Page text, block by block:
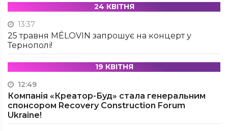
24 КВІТНЯ
13:37
25 травня MÉLOVIN запрошує на концерт у
Тернополі!
19 КВІТНЯ
12:49
Компанія «Креатор-Буд» стала генеральним
спонсором Recovery Construction Forum
Ukraine!